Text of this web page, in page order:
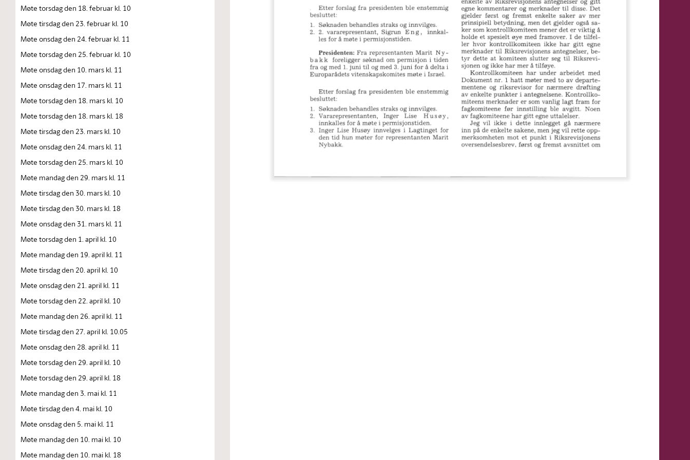
Møte torsdag den 18. februar kl. 10
Møte tirsdag den 23. februar kl. 10
Møte onsdag den 24. februar kl. 11
Møte torsdag den 25. februar kl. 10
Møte onsdag den 10. mars kl. 11
Møte onsdag den 17. mars kl. 11
Møte torsdag den 18. mars kl. 10
Møte torsdag den 18. mars kl. 18
Møte tirsdag den 23. mars kl. 10
Møte onsdag den 24. mars kl. 11
Møte torsdag den 25. mars kl. 10
Møte mandag den 29. mars kl. 11
Møte tirsdag den 30. mars kl. 10
Møte tirsdag den 30. mars kl. 18
Møte onsdag den 31. mars kl. 11
Møte torsdag den 1. april kl. 10
Møte mandag den 19. april kl. 11
Møte tirsdag den 20. april kl. 10
Møte onsdag den 21. april kl. 11
Møte torsdag den 22. april kl. 10
Møte mandag den 26. april kl. 11
Møte tirsdag den 27. april kl. 10.05
Møte onsdag den 28. april kl. 11
Møte torsdag den 29. april kl. 10
Møte torsdag den 29. april kl. 18
Møte mandag den 3. mai kl. 11
Møte tirsdag den 4. mai kl. 10
Møte onsdag den 5. mai kl. 11
Møte mandag den 10. mai kl. 10
Møte mandag den 10. mai kl. 18